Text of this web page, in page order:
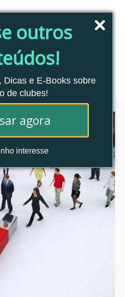
outros
Dicas e E-Books sobre
de clubes!
agora
interesse